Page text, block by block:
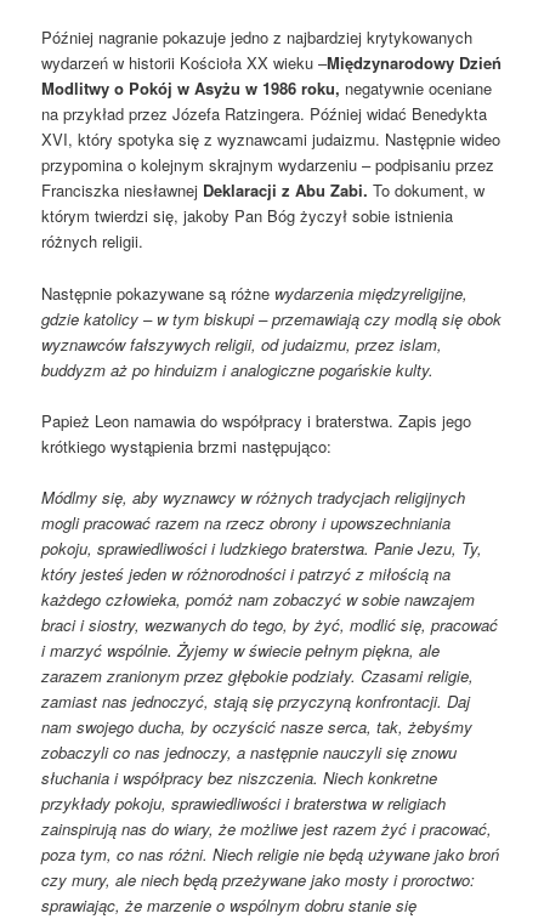
Później nagranie pokazuje jedno z najbardziej krytykowanych
wydarzeń w historii Kościoła XX wieku –Międzynarodowy Dzień
Modlitwy o Pokój w Asyżu w 1986 roku, negatywnie oceniane
na przykład przez Józefa Ratzingera. Później widać Benedykta
XVI, który spotyka się z wyznawcami judaizmu. Następnie wideo
przypomina o kolejnym skrajnym wydarzeniu – podpisaniu przez
Franciszka niesławnej Deklaracji z Abu Zabi.To dokument, w
którym twierdzi się, jakoby Pan Bóg życzył sobie istnienia
różnych religii.
Następnie pokazywane są różne wydarzenia międzyreligijne,
gdzie katolicy – w tym biskupi – przemawiają czy modlą się obok
wyznawców fałszywych religii, od judaizmu, przez islam,
buddyzm aż po hinduizm i analogiczne pogańskie kulty.
Papież Leon namawia do współpracy i braterstwa. Zapis jego
krótkiego wystąpienia brzmi następująco:
Módlmy się, aby wyznawcy w różnych tradycjach religijnych
mogli pracować razem na rzecz obrony i upowszechniania
pokoju, sprawiedliwości i ludzkiego braterstwa. Panie Jezu, Ty,
który jesteś jeden w różnorodności i patrzyć z miłością na
każdego człowieka, pomóż nam zobaczyć w sobie nawzajem
braci i siostry, wezwanych do tego, by żyć, modlić się, pracować
i marzyć wspólnie. Żyjemy w świecie pełnym piękna, ale
zarazem zranionym przez głębokie podziały. Czasami religie,
zamiast nas jednoczyć, stają się przyczyną konfrontacji. Daj
nam swojego ducha, by oczyścić nasze serca, tak, żebyśmy
zobaczyli co nas jednoczy, a następnie nauczyli się znowu
słuchania i współpracy bez niszczenia. Niech konkretne
przykłady pokoju, sprawiedliwości i braterstwa w religiach
zainspirują nas do wiary, że możliwe jest razem żyć i pracować,
poza tym, co nas różni. Niech religie nie będą używane jako broń
czy mury, ale niech będą przeżywane jako mosty i proroctwo:
sprawiając, że marzenie o wspólnym dobru stanie się